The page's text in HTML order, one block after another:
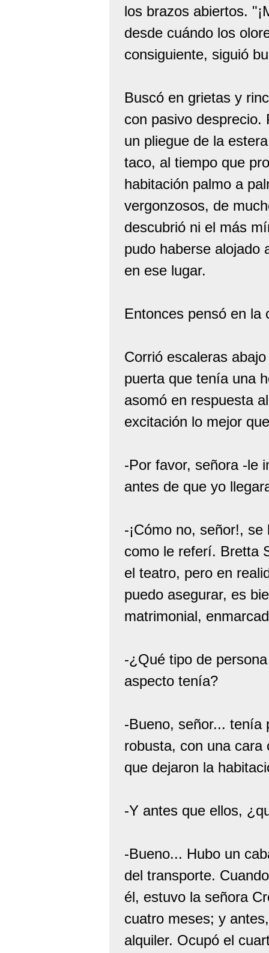
los brazos abiertos.
desde cuándo los
consiguiente, siguió
Buscó en grietas y
con pasivo desprecio.
un pliegue de la
taco, al tiempo que
habitación palmo a
vergonzosos, de
descubrió ni el más
pudo haberse alojado
en ese lugar.
Entonces pensó en la
Corrió escaleras
puerta que tenía una
asomó en respuesta
excitación lo mejor
-Por favor, señora -le
antes de que yo
-¡Cómo no, señor!,
como le referí. Bretta
el teatro, pero en
puedo asegurar, es
matrimonial,
-¿Qué tipo de
aspecto tenía?
-Bueno, señor... tenía
robusta, con una
que dejaron la
-Y antes que ellos,
-Bueno... Hubo un
del transporte.
él, estuvo la señora
cuatro meses; y
alquiler. Ocupó el